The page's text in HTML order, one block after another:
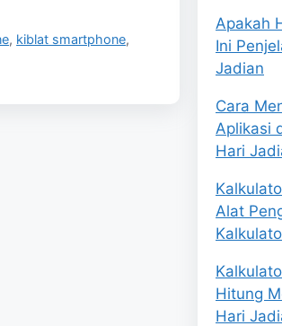
, kiblat smartphone,
Apakah
Ini
Jadian
Cara
Aplikasi
Hari
Alat
Hitung
Hari